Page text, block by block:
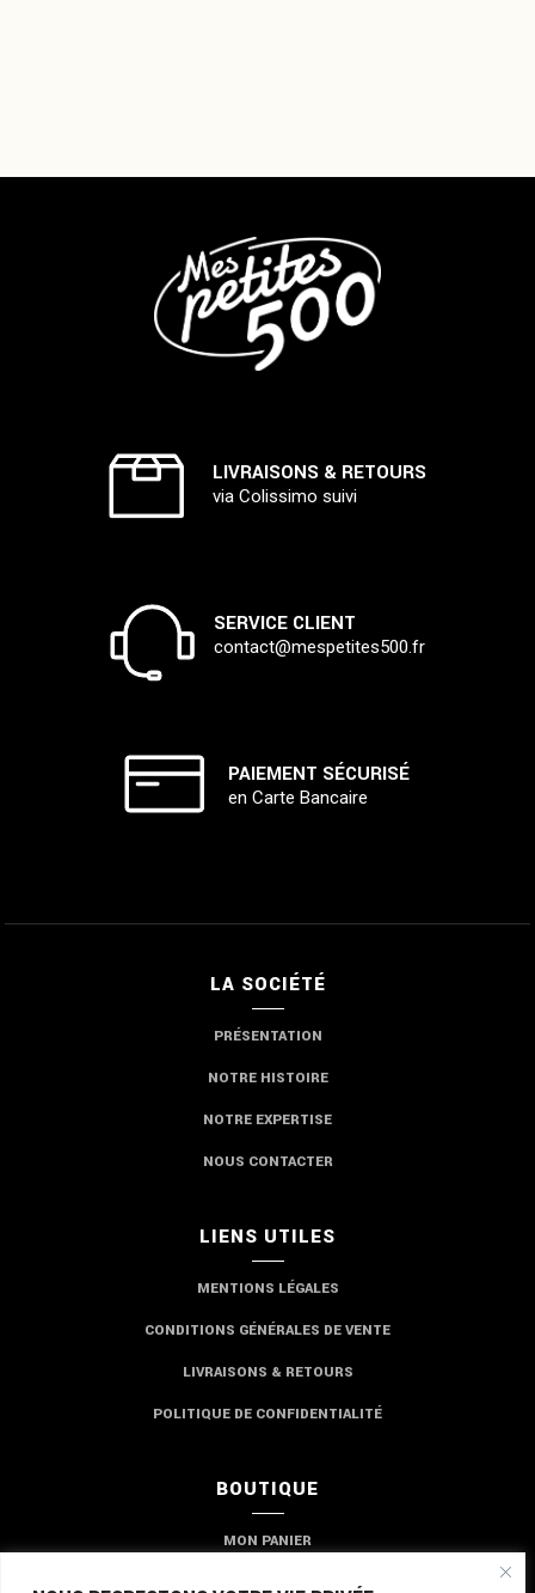
LIVRAISONS & RETOURS
via Colissimo suivi
SERVICE CLIENT
contact@mespetites500.fr
PAIEMENT SÉCURISÉ
en Carte Bancaire
LA SOCIÉTÉ
PRÉSENTATION
NOTRE HISTOIRE
NOTRE EXPERTISE
NOUS CONTACTER
LIENS UTILES
MENTIONS LÉGALES
CONDITIONS GÉNÉRALES DE VENTE
LIVRAISONS & RETOURS
POLITIQUE DE CONFIDENTIALITÉ
BOUTIQUE
MON PANIER